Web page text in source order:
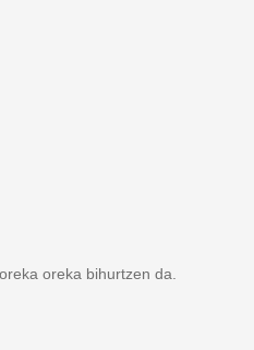
oreka bihurtzen da.